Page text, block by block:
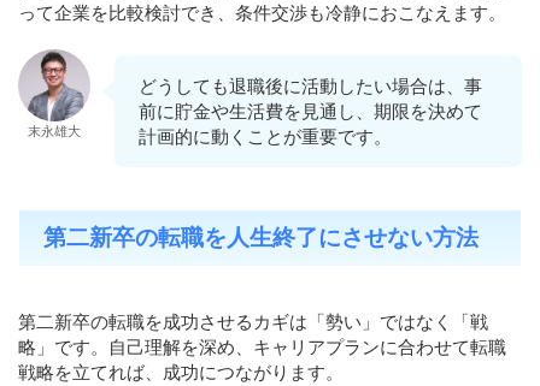
って企業を比較検討でき、条件交渉も冷静におこなえます。
末永雄大
どうしても退職後に活動したい場合は、事
前に貯金や生活費を見通し、期限を決めて
計画的に動くことが重要です。
第二新卒の転職を人生終了にさせない方法
第二新卒の転職を成功させるカギは「勢い」ではなく「戦
略」です。自己理解を深め、キャリアプランに合わせて転職
戦略を立てれば、成功につながります。